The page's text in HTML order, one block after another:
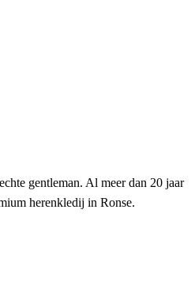
gentleman. Al meer dan 20 jaar
herenkledij in Ronse.